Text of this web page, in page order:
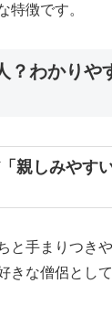
特徴です。
？わかりや
親しみやす
と手まりつき
きな僧侶とし